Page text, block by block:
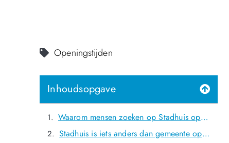
Openingstijden
Inhoudsopgave
Waarom mensen zoeken op Stadhuis openingstijden Enschede
Stadhuis is iets anders dan gemeente openingstijden